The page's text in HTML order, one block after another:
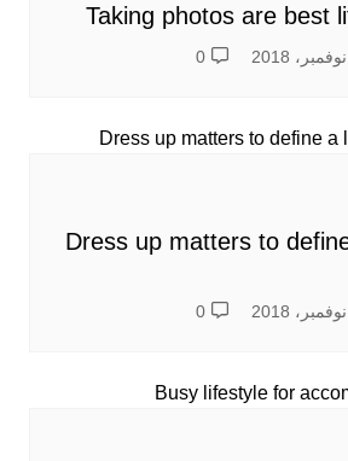
Taking photos are best
0
Dress up matters to
0